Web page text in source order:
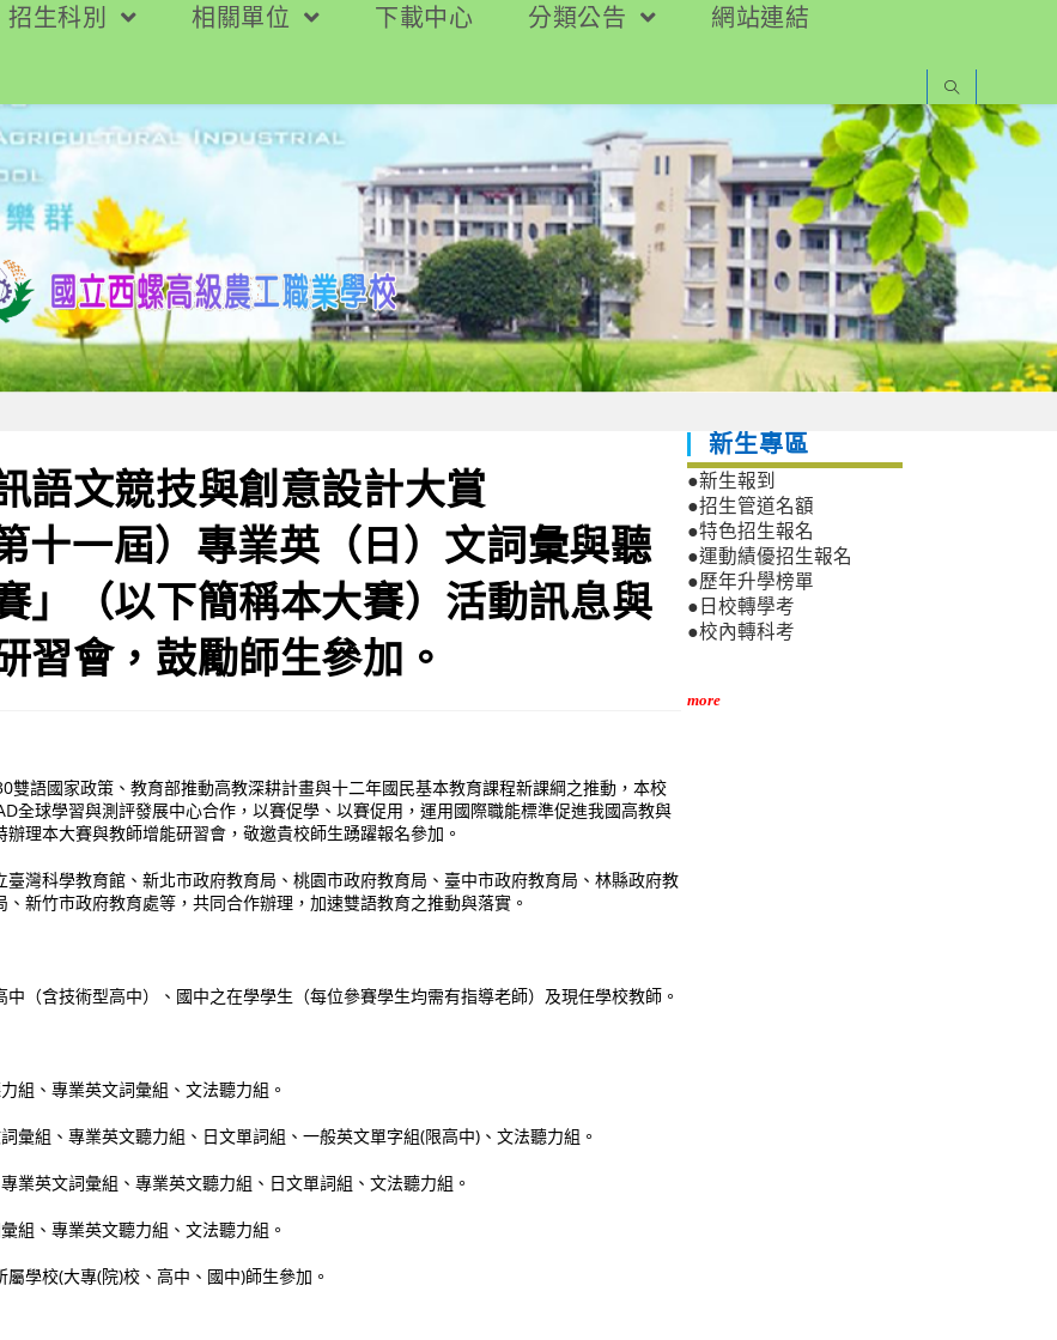
招生科別 相關單位 下載中心 分類公告
網站連結
語文競技與創意設計大賞
十一屆）專業英（日）文詞彙與聽
」（以下簡稱本大賽）活動訊息與
習會，鼓勵師生參加。
雙語國家政策、教育部推動高教深耕計畫與十二年國民基本教育課程新課綱之推動，本校
全球學習與測評發展中心合作，以賽促學、以賽促用，運用國際職能標準促進我國高教與
理本大賽與教師增能研習會，敬邀貴校師生踴躍報名參加。
臺灣科學教育館、新北市政府教育局、桃園市政府教育局、臺中市政府教育局、林縣政府教
新竹市政府教育處等，共同合作辦理，加速雙語教育之推動與落實。
（含技術型高中）、國中之在學學生（每位參賽學生均需有指導老師）及現任學校教師。
組、專業英文詞彙組、文法聽力組。
彙組、專業英文聽力組、日文單詞組、一般英文單字組(限高中)、文法聽力組。
業英文詞彙組、專業英文聽力組、日文單詞組、文法聽力組。
組、專業英文聽力組、文法聽力組。
學校(大專(院)校、高中、國中)師生參加。
新生專區
●新生報到
●招生管道名額
●特色招生報名
●運動績優招生報名
●歷年升學榜單
●日校轉學考
●校內轉科考
more